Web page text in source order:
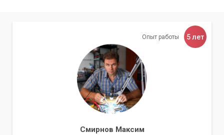
Опыт работы 5 лет
Смирнов Максим